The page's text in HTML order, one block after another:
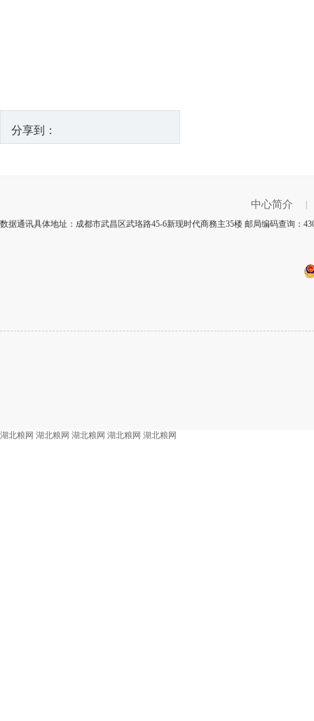
分享到：
中心简介
数据通讯具体地址：成都市武昌区武珞路45-6新现时代商務主35楼 邮局编码查询：
湖北粮网 湖北粮网 湖北粮网 湖北粮网 湖北粮网